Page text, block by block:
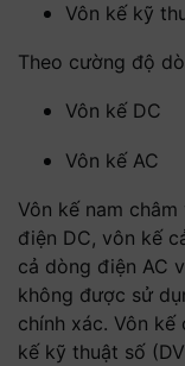
Vôn kế kỹ
Theo cường độ
Vôn kế DC
Vôn kế AC
Vôn kế nam
điện DC, vôn kế
cả dòng điện AC
không được sử
chính xác. Vôn
kế kỹ thuật số